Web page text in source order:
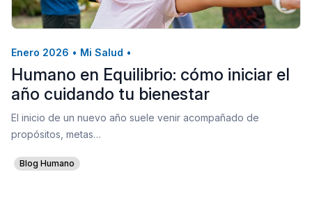
Enero 2026 • Mi Salud •
Humano en Equilibrio: cómo iniciar el
año cuidando tu bienestar
El inicio de un nuevo año suele venir acompañado de
propósitos, metas…
Blog Humano